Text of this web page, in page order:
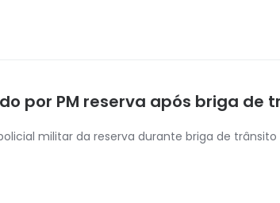
por PM reserva após briga de
militar da reserva durante briga de